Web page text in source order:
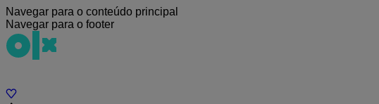
Navegar para o conteúdo principal
Navegar para o footer